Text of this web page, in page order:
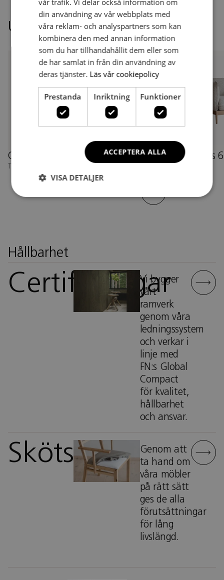
Se alla produkter
Utvalda produkter
Cirrus 612 Cirrus 613 Cirrus
Hållbarhet
Certifieringar
Vi bygger
vårt
ramverk
genom våra
ledningssystem
och verkar i
linje med
FN:s Global
Compact
för kvalitet,
hållbarhet
och ansvar.
Skötselråd Genom att
ta hand om
våra möbler
på rätt sätt
ges de alla
förutsättningar
för lång
livslängd.
vår trafik. Vi delar också information om
din användning av vår webbplats med
våra reklam- och analyspartners som kan
kombinera den med annan information
som du har tillhandahållit dem eller som
de har samlat in från din användning av
deras tjänster. Läs vår cookiepolicy
Prestanda Inriktning Funktioner
ACCEPTERA ALLA
VISA DETALJER